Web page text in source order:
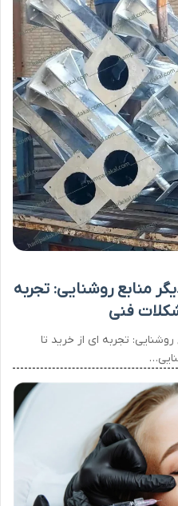
منابع روشنایی: تجربه
فنی
تجربه ای از خرید تا